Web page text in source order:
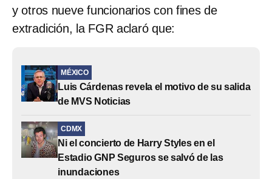
y otros nueve funcionarios con fines de
extradición, la FGR aclaró que:
MÉXICO
Luis Cárdenas revela el motivo de su salida
de MVS Noticias
CDMX
Ni el concierto de Harry Styles en el
Estadio GNP Seguros se salvó de las
inundaciones